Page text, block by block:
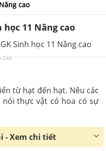
cao
học 11 Nâng cao
Sinh học 11 Nâng cao
CÁO
từ hạt đến hạt. Nêu các
thực vật có hoa có sự
- Xem chi tiết